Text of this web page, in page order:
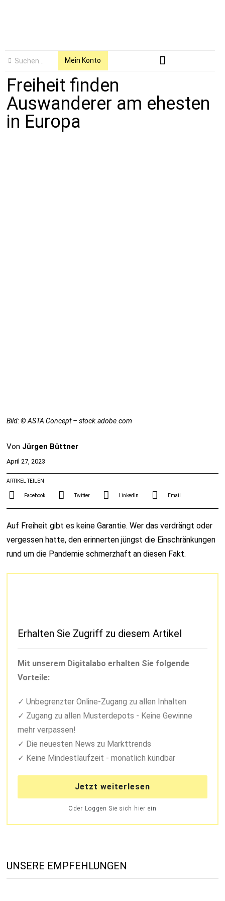
Mein Konto
Freiheit finden
Auswanderer am ehesten
in Europa
Bild: © ASTA Concept – stock.adobe.com
Von Jürgen Büttner
April 27, 2023
ARTIKEL TEILEN
Facebook Twitter LinkedIn Email
Auf Freiheit gibt es keine Garantie. Wer das verdrängt oder
vergessen hatte, den erinnerten jüngst die Einschränkungen
rund um die Pandemie schmerzhaft an diesen Fakt.
Erhalten Sie Zugriff zu diesem Artikel
Mit unserem Digitalabo erhalten Sie folgende
Vorteile:
Unbegrenzter Online-Zugang zu allen Inhalten
Zugang zu allen Musterdepots - Keine Gewinne
mehr verpassen!
Die neuesten News zu Markttrends
Keine Mindestlaufzeit - monatlich kündbar
Jetzt weiterlesen
Oder Loggen Sie sich hier ein
UNSERE EMPFEHLUNGEN